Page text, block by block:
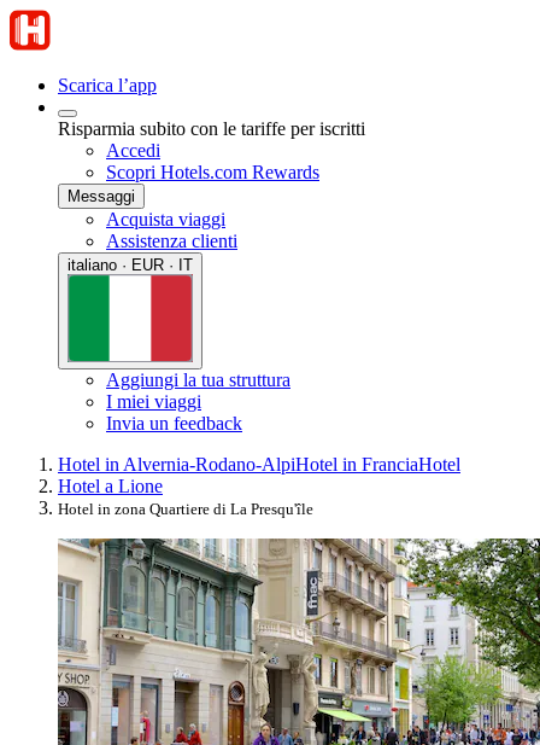
Scarica l’app
Risparmia subito con le tariffe per iscritti
Accedi
Scopri Hotels.com Rewards
Messaggi
Acquista viaggi
Assistenza clienti
italiano · EUR · IT
Aggiungi la tua struttura
I miei viaggi
Invia un feedback
Hotel in Alvernia-Rodano-AlpiHotel in FranciaHotel
Hotel a Lione
Hotel in zona Quartiere di La Presqu'île